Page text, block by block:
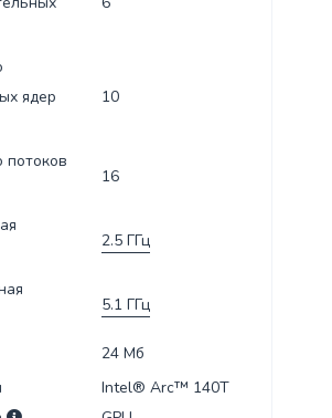
ядер
10
потоков
16
2.5 ГГц
5.1 ГГц
24 Мб
Intel® Arc™ 140T